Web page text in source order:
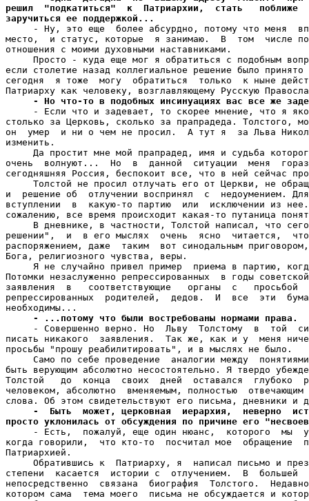
решил  "подкатиться"  к  Патриархии,  стать   поближе
заручиться ее поддержкой...
- Ну, это еще  более абсурдно, потому что меня
место,  и статус, которые  я занимаю.  В  том  числе
отношения с моими духовными наставниками.
Просто - куда еще мог я обратиться с подобным
если столетие назад коллегиальное решение было
сегодня  я тоже  могу  обратиться  только  к ныне
Патриарху как человеку, возглавляющему Русскую
- Но что-то в подобных инсинуациях вас все же
- Если что и задевает, то скорее мнение, что я
столько за Церковь, сколько за прапрадеда. Толстого,
он  умер  и ни о чем не просил.  А тут я  за Льва
изменить.
Да простит мне мой прапрадед, имя и судьба
очень  волнуют...  Но  в  данной  ситуации  меня
сегодняшняя Россия, беспокоит все, что в ней сейчас
Толстой не просил отлучать его от Церкви, не
и  решение об  отлучении воспринял  с  недоумением.
вступлении  в  какую-то партию  или  исключении из
сожалению, все время происходит какая-то путаница
В дневнике, в частности, Толстой написал, что
решении",  и  в его мыслях  очень  ясно  читается,  что
распоряжением, даже  таким  вот синодальным
Бога, религиозного чувства, веры.
Я не случайно привел пример  приема в партию,
Потомки незаслуженно репрессированных  в годы
заявления  в   соответствующие   органы  с   просьбой
репрессированных  родителей,  дедов.  И  все  эти
необходимы...
- ...потому что были востребованы нормами права.
- Совершенно верно. Но  Льву  Толстому  в  той
писать никакого  заявления.  Так же, как и у  меня
просьбы "прошу реабилитировать", и в мыслях не было.
Само по себе проведение  аналогии между
быть верующим абсолютно несостоятельно. Я твердо
Толстой   до  конца  своих  дней  оставался  глубоко
человеком, абсолютно  вменяемым, полностью
слова. Об этом свидетельствуют его письма, дневники и
-  Быть  может, церковная  иерархия,  неверно
просто уклонилась от обсуждения по причине его
- Есть,  пожалуй, еще один нюанс,  которого  мы
когда говорили,  что кто-то  посчитал мое  обращение
Патриархией.
Обратившись к  Патриарху, я  написал письмо и
степени  касается  истории с  отлучением.  В
непосредственно  связана  биография  Толстого.
котором сама  тема моего  письма не обсуждается и